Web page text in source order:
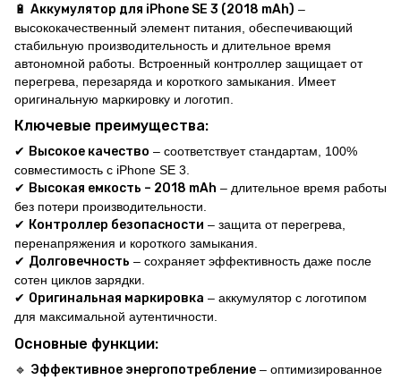
🔋 Аккумулятор для iPhone SE 3 (2018 mAh) –
высококачественный элемент питания, обеспечивающий
стабильную производительность и длительное время
автономной работы. Встроенный контроллер защищает от
перегрева, перезаряда и короткого замыкания. Имеет
оригинальную маркировку и логотип.
Ключевые преимущества:
✔ Высокое качество – соответствует стандартам, 100%
совместимость с iPhone SE 3.
✔ Высокая емкость – 2018 mAh – длительное время работы
без потери производительности.
✔ Контроллер безопасности – защита от перегрева,
перенапряжения и короткого замыкания.
✔ Долговечность – сохраняет эффективность даже после
сотен циклов зарядки.
✔ Оригинальная маркировка – аккумулятор с логотипом
для максимальной аутентичности.
Основные функции:
🔹 Эффективное энергопотребление – оптимизированное